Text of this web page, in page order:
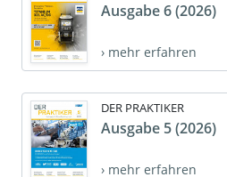
Ausgabe 6 (2026)
› mehr erfahren
DER PRAKTIKER
Ausgabe 5 (2026)
› mehr erfahren